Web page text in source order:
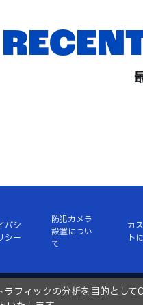
バシ
シー
防犯カメラ
設置につい
て
カ
ト
フィックの分析を目的として